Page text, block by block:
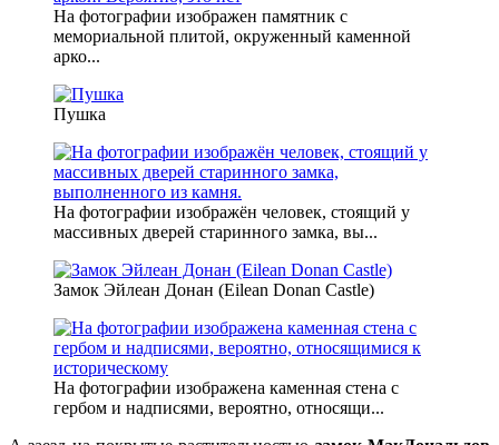
На фотографии изображен памятник с
мемориальной плитой, окруженный каменной
арко...
Пушка
На фотографии изображён человек, стоящий у
массивных дверей старинного замка, вы...
Замок Эйлеан Донан (Eilean Donan Castle)
На фотографии изображена каменная стена с
гербом и надписями, вероятно, относящи...